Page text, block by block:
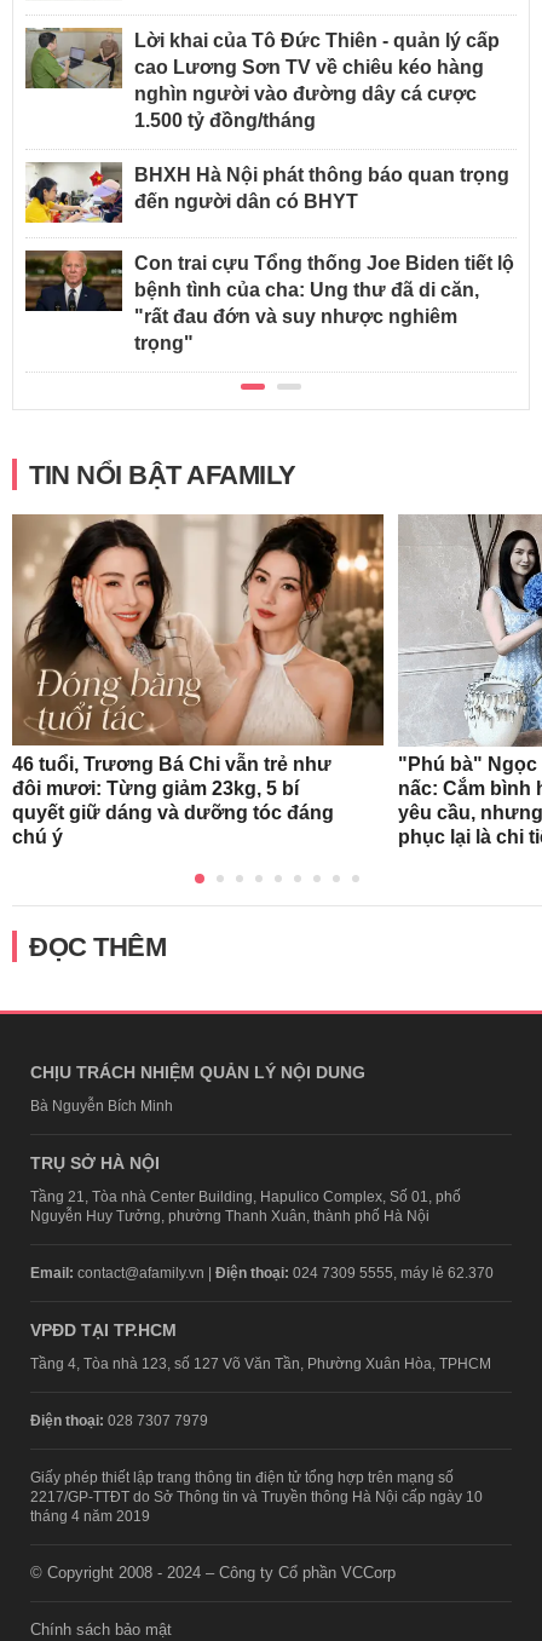
Lời khai của Tô Đức Thiên - quản lý cấp
cao Lương Sơn TV về chiêu kéo hàng
nghìn người vào đường dây cá cược
1.500 tỷ đồng/tháng
BHXH Hà Nội phát thông báo quan trọng
đến người dân có BHYT
Con trai cựu Tổng thống Joe Biden tiết lộ
bệnh tình của cha: Ung thư đã di căn,
"rất đau đớn và suy nhược nghiêm
trọng"
TIN NỔI BẬT AFAMILY
46 tuổi, Trương Bá Chi vẫn trẻ như
đôi mươi: Từng giảm 23kg, 5 bí
quyết giữ dáng và dưỡng tóc đáng
chú ý
"Phú bà" Ngọc
nấc: Cắm bình
yêu cầu,
phục lại là chi
ĐỌC THÊM
CHỊU TRÁCH NHIỆM QUẢN LÝ NỘI DUNG
Bà Nguyễn Bích Minh
TRỤ SỞ HÀ NỘI
Tầng 21, Tòa nhà Center Building, Hapulico Complex, Số 01, phố
Nguyễn Huy Tưởng, phường Thanh Xuân, thành phố Hà Nội
Email: contact@afamily.vn | Điện thoại: 024 7309 5555, máy lẻ 62.370
VPĐD TẠI TP.HCM
Tầng 4, Tòa nhà 123, số 127 Võ Văn Tần, Phường Xuân Hòa, TPHCM
Điện thoại: 028 7307 7979
Giấy phép thiết lập trang thông tin điện tử tổng hợp trên mạng số
2217/GP-TTĐT do Sở Thông tin và Truyền thông Hà Nội cấp ngày 10
tháng 4 năm 2019
© Copyright 2008 - 2024 – Công ty Cổ phần VCCorp
Chính sách bảo mật